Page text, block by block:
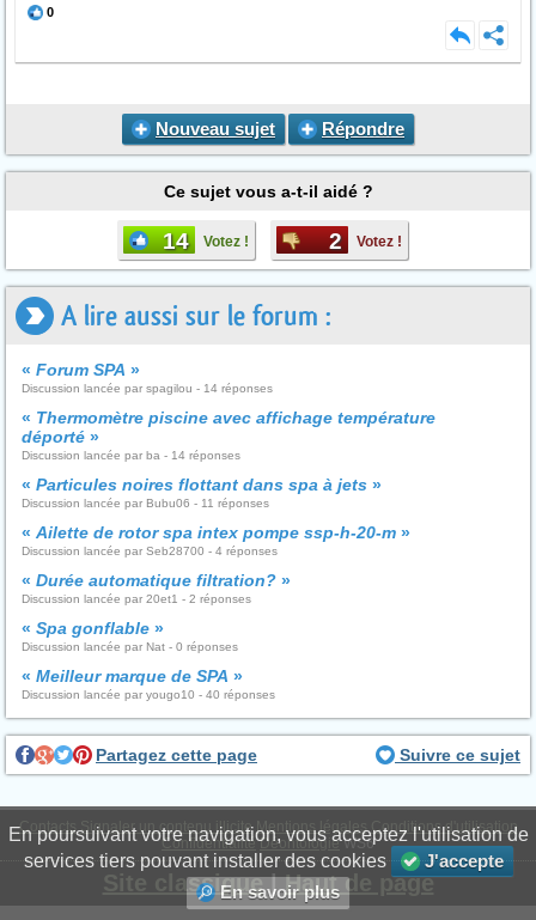
0
Nouveau sujet Répondre
Ce sujet vous a-t-il aidé ?
14 Votez ! 2 Votez !
A lire aussi sur le forum :
« Forum SPA »
Discussion lancée par spagilou - 14 réponses
« Thermomètre piscine avec affichage température
déporté »
Discussion lancée par ba - 14 réponses
« Particules noires flottant dans spa à jets »
Discussion lancée par Bubu06 - 11 réponses
« Ailette de rotor spa intex pompe ssp-h-20-m »
Discussion lancée par Seb28700 - 4 réponses
« Durée automatique filtration? »
Discussion lancée par 20et1 - 2 réponses
« Spa gonflable »
Discussion lancée par Nat - 0 réponses
« Meilleur marque de SPA »
Discussion lancée par yougo10 - 40 réponses
Partagez cette page Suivre ce sujet
Contacts Signaler un contenu illicite Mentions légales Conditions d'utilisation
Confidentialité DéontologieWS6
Site classique|Haut de page
En poursuivant votre navigation, vous acceptez l'utilisation de
services tiers pouvant installer des cookies
J'accepte
En savoir plus